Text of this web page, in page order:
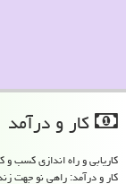
كار و درآمد
کاریابی و راه اندازی کسب
کار و درآمد: راهی نو جهت